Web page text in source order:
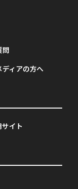
問
ィアの方へ
イト